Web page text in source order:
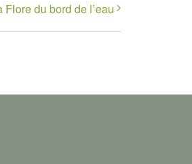
du bord de l’eau